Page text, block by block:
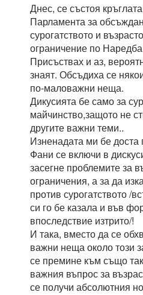
Днес, се състоя
Парламента за
сурогатството и
ограничение по
Присъствах и аз,
знаят. Обсъдиха се
по-маловажни неща.
Дикусията бе само за
майчинство,защото не
другите важни теми..
Изненадата ми бе доста
Фани се включи в
засегне проблемите за
ограничения, а за да
против сурогатството /
си го бе казала и във
впоследствие изтрито/!
И така, вместо да се
важни неща около този
се премине към също
важния въпрос за
се получи абсолютния